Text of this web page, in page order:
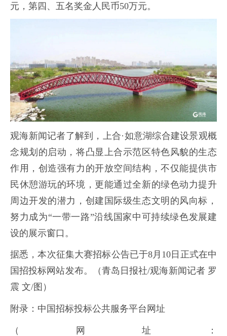
元，第四、五名奖金人民币50万元。
观海新闻记者了解到，上合·如意湖综合建设景观概
念规划的启动，将凸显上合示范区特色风貌的生态
作用，创造强有力的开放空间结构，不仅能提供市
民休憩游玩的环境，更能通过全新的绿色动力提升
周边开发的潜力，创建国际级生态文明的风向标，
努力成为“一带一路”沿线国家中可持续绿色发展建
设的展示窗口。
据悉，本次征集大赛招标公告已于8月10日正式在中
国招投标网站发布。（青岛日报社/观海新闻记者 罗
震 文/图）
附录：中国招标投标公共服务平台网址
（网址：